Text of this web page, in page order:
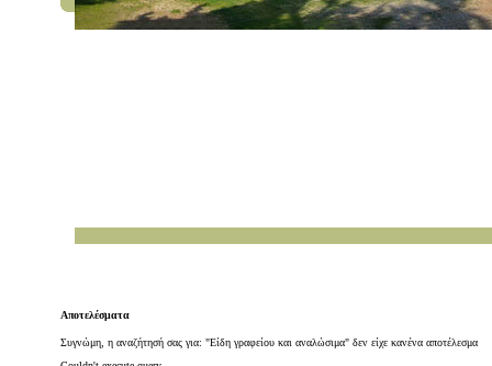
Αποτελέσματα
Συγνώμη, η αναζήτησή σας για: "Είδη γραφείου και αναλώσιμα" δεν είχε κανένα αποτέλεσμα